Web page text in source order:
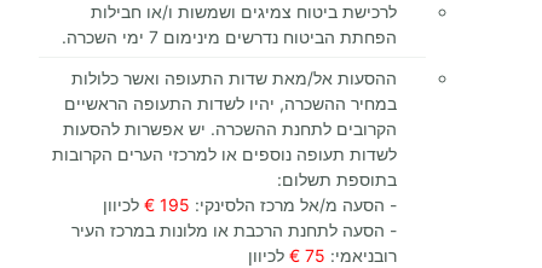
לרכישת ביטוח צמיגים ושמשות ו/או חבילות
הפחתת הביטוח נדרשים מינימום 7 ימי השכרה.
ההסעות אל/מאת שדות התעופה ואשר כלולות
במחיר ההשכרה, יהיו לשדות התעופה הראשיים
הקרובים לתחנת ההשכרה. יש אפשרות להסעות
לשדות תעופה נוספים או למרכזי הערים הקרובות
בתוספת תשלום:
- הסעה מ/אל מרכז הלסינקי: 195 €
לכיוון
- הסעה לתחנת הרכבת או מלונות במרכז העיר
רובניאמי: 75 €
לכיוון